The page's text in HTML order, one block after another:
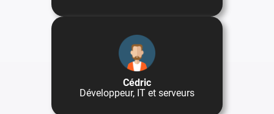
Cédric
Développeur, IT et serveurs